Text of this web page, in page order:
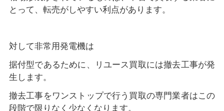
とって、転売がしやすい利点があります。
対して非常用発電機は
据付型であるために、リユース買取には撤去工事が発
生します。
撤去工事をワンストップで行う買取の専門業者はこの
段階で限りなく少なくなります。